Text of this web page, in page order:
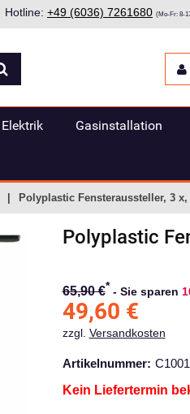
Hotline: +49 (6036) 7261680 (Mo-Fr: 8-
Elektrik Gasinstallation
Polyplastic Fensteraussteller, 3 x,
Polyplastic
65,90 €* - Sie sparen
49,60 €
zzgl. Versandkosten
Artikelnummer:
Kein Liefertermin